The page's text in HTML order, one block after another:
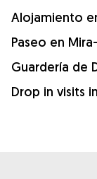
Alojamiento
Paseo en
Guardería de
Drop in visits